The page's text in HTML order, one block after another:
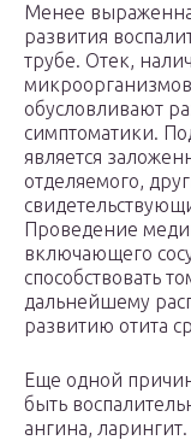
Менее
развития
трубе. Отек,
обусловливают
симптоматики.
является
отделяемого,
Проведение
включающего
способствовать
дальнейшему
развитию отита
Еще одной
быть
ангина,